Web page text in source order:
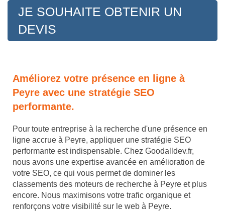
JE SOUHAITE OBTENIR UN
DEVIS
Améliorez votre présence en ligne à
Peyre avec une stratégie SEO
performante.
Pour toute entreprise à la recherche d'une présence en
ligne accrue à Peyre, appliquer une stratégie SEO
performante est indispensable. Chez Goodalldev.fr,
nous avons une expertise avancée en amélioration de
votre SEO, ce qui vous permet de dominer les
classements des moteurs de recherche à Peyre et plus
encore. Nous maximisons votre trafic organique et
renforçons votre visibilité sur le web à Peyre.